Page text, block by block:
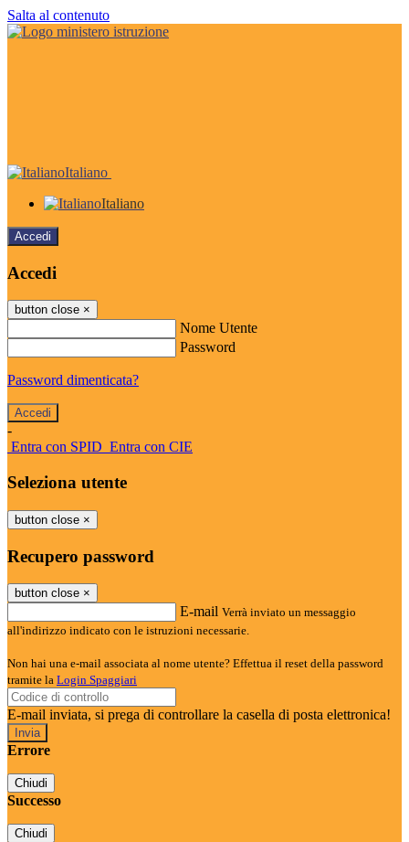
Salta al contenuto
Italiano
Italiano
Accedi
Accedi
button close ×
Nome Utente
Password
Password dimenticata?
-
Entra con SPID Entra con CIE
Seleziona utente
button close ×
Recupero password
button close ×
E-mail Verrà inviato un messaggio
all'indirizzo indicato con le istruzioni necessarie.
Non hai una e-mail associata al nome utente? Effettua il reset della password
tramite la Login Spaggiari
E-mail inviata, si prega di controllare la casella di posta elettronica!
Errore
Chiudi
Successo
Chiudi